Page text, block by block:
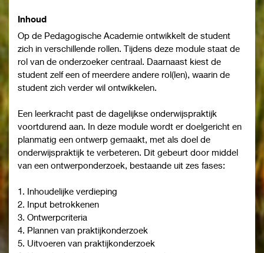
Inhoud
Op de Pedagogische Academie ontwikkelt de student
zich in verschillende rollen. Tijdens deze module staat de
rol van de onderzoeker centraal. Daarnaast kiest de
student zelf een of meerdere andere rol(len), waarin de
student zich verder wil ontwikkelen.
Een leerkracht past de dagelijkse onderwijspraktijk
voortdurend aan. In deze module wordt er doelgericht en
planmatig een ontwerp gemaakt, met als doel de
onderwijspraktijk te verbeteren. Dit gebeurt door middel
van een ontwerponderzoek, bestaande uit zes fases:
1. Inhoudelijke verdieping
2. Input betrokkenen
3. Ontwerpcriteria
4. Plannen van praktijkonderzoek
5. Uitvoeren van praktijkonderzoek